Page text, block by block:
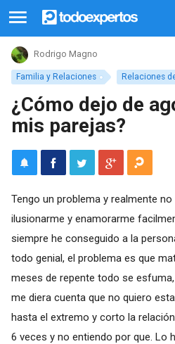
Familia y Relaciones Relaciones
Rodrigo Magno
¿Cómo dejo de
mis parejas?
Tengo un problema y realmente
ilusionarme y enamorarme
siempre he conseguido a la
todo genial, el problema es que
meses de repente todo se
me diera cuenta que no quiero
hasta el extremo y corto la
6 veces y no entiendo por que. Lo